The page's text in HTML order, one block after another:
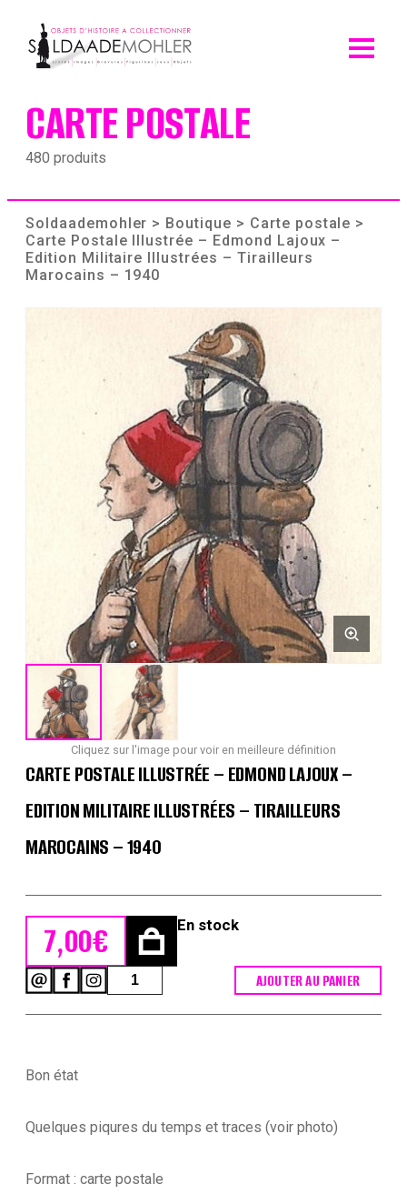
content
CARTE POSTALE
480 produits
Soldaademohler > Boutique > Carte postale >
Carte Postale Illustrée – Edmond Lajoux –
Edition Militaire Illustrées – Tirailleurs
Marocains – 1940
Cliquez sur l'image pour voir en meilleure définition
CARTE POSTALE ILLUSTRÉE – EDMOND LAJOUX –
EDITION MILITAIRE ILLUSTRÉES – TIRAILLEURS
MAROCAINS – 1940
7,00€ En stock
quantité
de
Edition
-
AJOUTER AU PANIER
Bon état
Quelques piqures du temps et traces (voir photo)
Format : carte postale